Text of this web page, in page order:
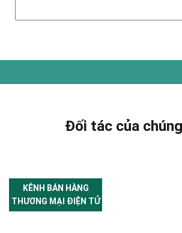
Đối tác của
KÊNH BÁN HÀNG
THƯƠNG MẠI ĐIỆN TỬ